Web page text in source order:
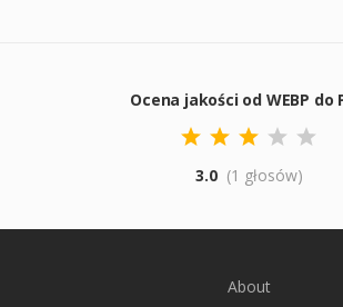
Ocena jakości od WEBP do
3.0 (1 głosów)
About